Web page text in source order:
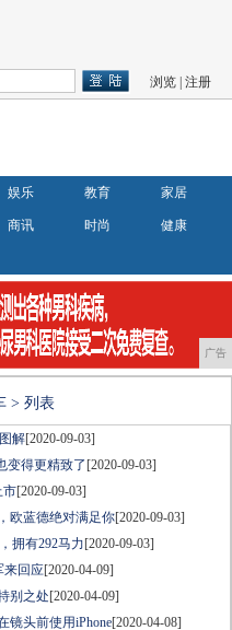
浏览 |注册
娱乐 教育 家居
商讯 时尚 健康
广告
> 列表
解[2020-09-03]
变得更精致了 [2020-09-03]
市[2020-09-03]
欧蓝德绝对满足你[2020-09-03]
拥有292马力[2020-09-03]
来回应[2020-04-09]
别之处[2020-04-09]
镜头前使用iPhone[2020-04-08]